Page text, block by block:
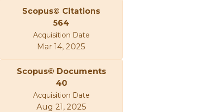
Scopus© Citations
564
Acquisition Date
Mar 14, 2025
Scopus© Documents
40
Acquisition Date
Aug 21, 2025